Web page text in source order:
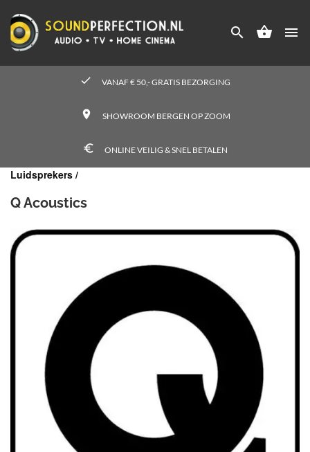



check VANAF € 50,- GRATIS BEZORGING
place SHOWROOM BERGEN OP ZOOM
euro_symbol ONLINE VEILIG & SNEL BETALEN
Luidsprekers /
Q Acoustics